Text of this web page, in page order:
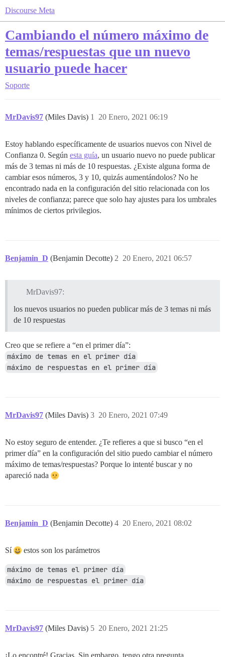
Discourse Meta
Cambiando el número máximo de
temas/respuestas que un nuevo
usuario puede hacer
Soporte
MrDavis97 (Miles Davis) 20 Enero, 2021 06:19
1
Estoy hablando específicamente de usuarios nuevos con Nivel de
Confianza 0. Según esta guía, un usuario nuevo no puede publicar
más de 3 temas ni más de 10 respuestas. ¿Existe alguna forma de
cambiar esos números, 3 y 10, quizás aumentándolos? No he
encontrado nada en la configuración del sitio relacionada con los
niveles de confianza; parece que solo hay ajustes para los umbrales
mínimos de ciertos privilegios.
Benjamin_D (Benjamin Decotte) 20 Enero, 2021 06:57
2
MrDavis97:
los nuevos usuarios no pueden publicar más de 3 temas ni más
de 10 respuestas
Creo que se refiere a “en el primer día”:
máximo de temas en el primer día
máximo de respuestas en el primer día
MrDavis97 (Miles Davis) 20 Enero, 2021 07:49
3
No estoy seguro de entender. ¿Te refieres a que si busco “en el
primer día” en la configuración del sitio puedo cambiar el número
máximo de temas/respuestas? Porque lo intenté buscar y no
apareció nada
Benjamin_D (Benjamin Decotte) 20 Enero, 2021 08:02
4
Sí estos son los parámetros
máximo de temas el primer día
máximo de respuestas el primer día
MrDavis97 (Miles Davis) 20 Enero, 2021 21:25
5
¡Lo encontré! Gracias. Sin embargo, tengo otra pregunta